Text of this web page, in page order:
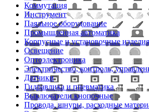
Коммутация
Инструмент
Паяльное оборудование
Промышленная автоматика
Корпусные и установочные изделия
Освещение
Оптоэлектроника
Электричество, контроль,
Датчики
Гидравлика и пневматика
Выключатели кнопочные
Провода, шнуры, расходные